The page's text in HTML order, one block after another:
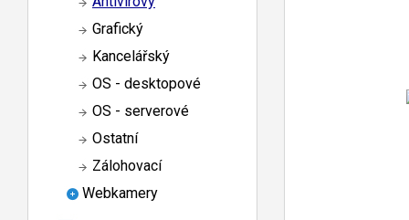
Grafický
Kancelářský
OS - desktopové
OS - serverové
Ostatní
Zálohovací
Webkamery